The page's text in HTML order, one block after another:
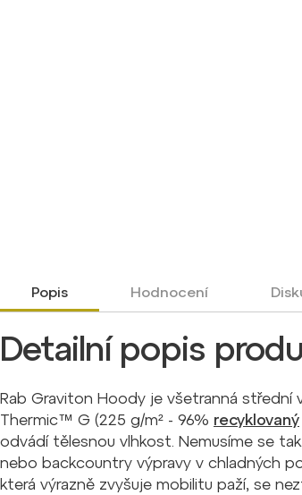
Popis Hodnocení
Detailní popis
Rab Graviton Hoody je všetranná střední
Thermic™ G (225 g/m² - 96% recyklovaný
odvádí tělesnou vlhkost. Nemusíme se
nebo backcountry výpravy v chladných
která výrazně zvyšuje mobilitu paží, se